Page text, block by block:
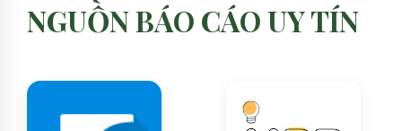
NGUỒN BÁO CÁO UY TÍN